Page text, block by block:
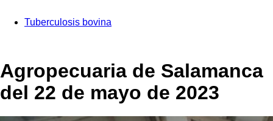
Tuberculosis bovina
Agropecuaria de Salamanca
del 22 de mayo de 2023